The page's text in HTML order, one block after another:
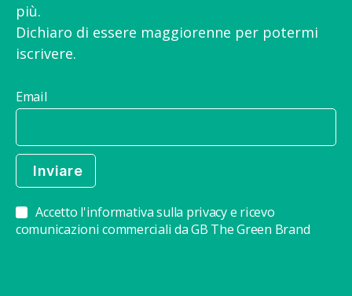
più.
Dichiaro di essere maggiorenne per potermi
iscrivere.
Email
Accetto l'informativa sulla privacy e ricevo
comunicazioni commerciali da GB The Green Brand